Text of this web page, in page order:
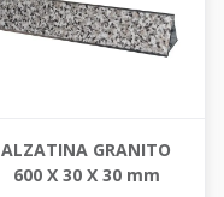
ALZATINA GRANITO
600 X 30 X 30 mm